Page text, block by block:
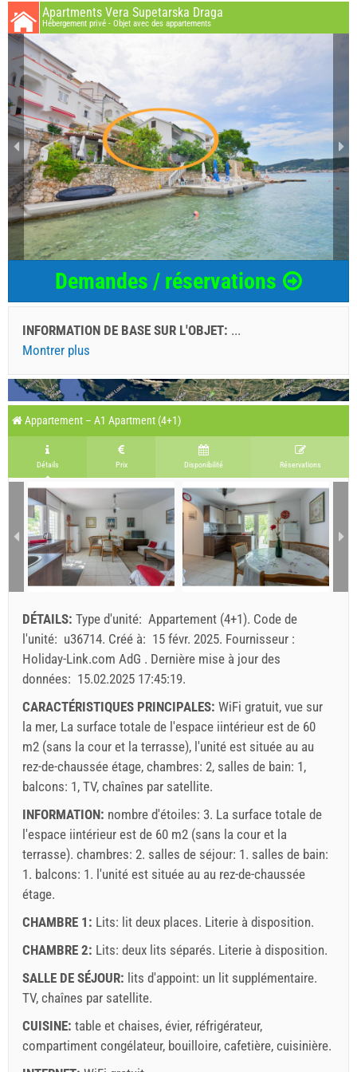
Apartments Vera Supetarska Draga
Hébergement privé - Objet avec des appartements
Demandes / réservations
INFORMATION DE BASE SUR L'OBJET: ...
Montrer plus
Appartement – A1 Apartment (4+1)
Détails Prix Disponibilité Réservations
DÉTAILS: Type d'unité: Appartement (4+1). Code de
l'unité: u36714. Créé à: 15 févr. 2025. Fournisseur :
Holiday-Link.com AdG . Dernière mise à jour des
données: 15.02.2025 17:45:19.
CARACTÉRISTIQUES PRINCIPALES: WiFi gratuit, vue sur
la mer, La surface totale de l'espace iintérieur est de 60
m2 (sans la cour et la terrasse), l'unité est située au au
rez-de-chaussée étage, chambres: 2, salles de bain: 1,
balcons: 1, TV, chaînes par satellite.
INFORMATION: nombre d'étoiles: 3. La surface totale de
l'espace iintérieur est de 60 m2 (sans la cour et la
terrasse). chambres: 2. salles de séjour: 1. salles de bain:
1. balcons: 1. l'unité est située au au rez-de-chaussée
étage.
CHAMBRE 1: Lits: lit deux places. Literie à disposition.
CHAMBRE 2: Lits: deux lits séparés. Literie à disposition.
SALLE DE SÉJOUR: lits d'appoint: un lit supplémentaire.
TV, chaînes par satellite.
CUISINE: table et chaises, évier, réfrigérateur,
compartiment congélateur, bouilloire, cafetière, cuisinière.